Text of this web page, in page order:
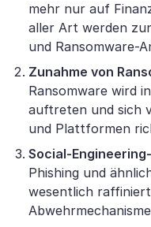
mehr nur auf
aller Art werden
und Ransomware-
Zunahme von
Ransomware wird
auftreten und sich
und Plattformen
Social-
Phishing und
wesentlich